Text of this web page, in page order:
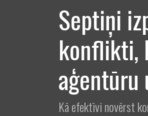
Septiņi
konflikti,
Kā efektīvi novērst